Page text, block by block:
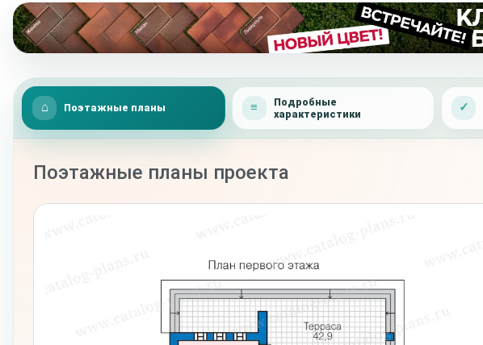
Поэтажные планы
Подробные
характеристики
Поэтажные планы проекта